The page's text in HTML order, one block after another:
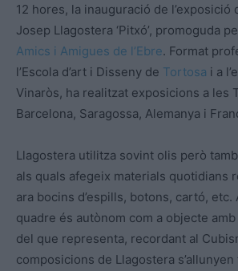
12 hores, la inauguració de l’exposició
Josep Llagostera ‘Pitxó’, promoguda per
Amics i Amigues de l’Ebre. Format
l’Escola d’art i Disseny de Tortosa i a
Vinaròs, ha realitzat exposicions a les
Barcelona, Saragossa, Alemanya i
Llagostera utilitza sovint olis però
als quals afegeix materials quotidians
ara bocins d’espills, botons, cartó,
quadre és autònom com a objecte
del que representa, recordant al
composicions de Llagostera s’allunyen